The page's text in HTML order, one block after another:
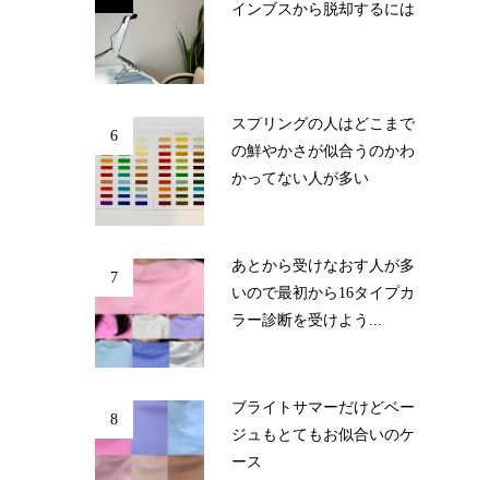
インブスから脱却するには
6
スプリングの人はどこまで
の鮮やかさが似合うのかわ
かってない人が多い
7
あとから受けなおす人が多
いので最初から16タイプカ
ラー診断を受けよう...
8
ブライトサマーだけどベー
ジュもとてもお似合いのケ
ース